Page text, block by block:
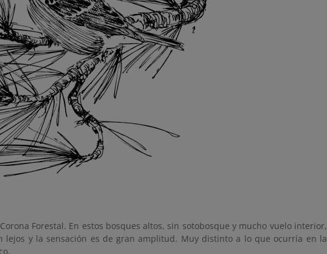
Forestal. En estos bosques altos, sin sotobosque y mucho vuelo interior,
lejos y la sensación es de gran amplitud. Muy distinto a lo que ocurría en la